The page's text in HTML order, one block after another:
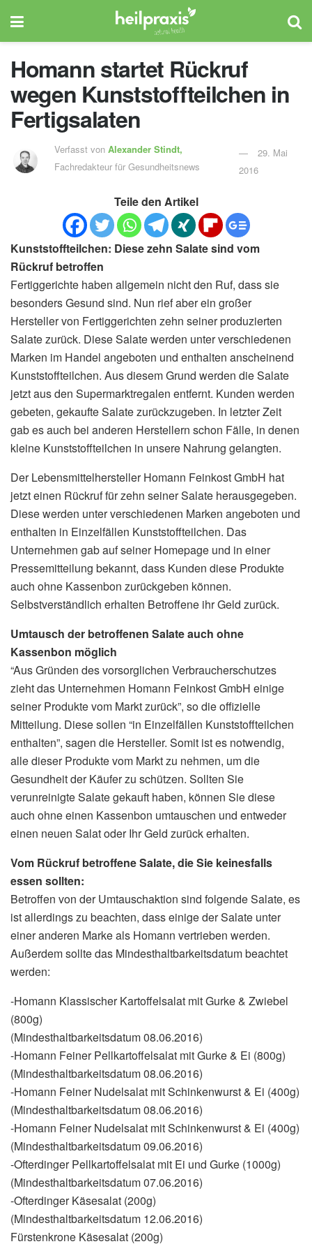
Homann startet Rückruf
wegen Kunststoffteilchen in
Fertigsalaten
Verfasst vonAlexander Stindt,
Fachredakteur für Gesundheitsnews
29. Mai
2016
Teile den Artikel
Kunststoffteilchen: Diese zehn Salate sind vom
Rückruf betroffen
Fertiggerichte haben allgemein nicht den Ruf, dass sie
besonders Gesund sind. Nun rief aber ein großer
Hersteller von Fertiggerichten zehn seiner produzierten
Salate zurück. Diese Salate werden unter verschiedenen
Marken im Handel angeboten und enthalten anscheinend
Kunststoffteilchen. Aus diesem Grund werden die Salate
jetzt aus den Supermarktregalen entfernt. Kunden werden
gebeten, gekaufte Salate zurückzugeben. In letzter Zeit
gab es auch bei anderen Herstellern schon Fälle, in denen
kleine Kunststoffteilchen in unsere Nahrung gelangten.
Der Lebensmittelhersteller Homann Feinkost GmbH hat
jetzt einen Rückruf für zehn seiner Salate herausgegeben.
Diese werden unter verschiedenen Marken angeboten und
enthalten in Einzelfällen Kunststoffteilchen. Das
Unternehmen gab auf seiner Homepage und in einer
Pressemitteilung bekannt, dass Kunden diese Produkte
auch ohne Kassenbon zurückgeben können.
Selbstverständlich erhalten Betroffene ihr Geld zurück.
Umtausch der betroffenen Salate auch ohne
Kassenbon möglich
“Aus Gründen des vorsorglichen Verbraucherschutzes
zieht das Unternehmen Homann Feinkost GmbH einige
seiner Produkte vom Markt zurück”, so die offizielle
Mitteilung. Diese sollen “in Einzelfällen Kunststoffteilchen
enthalten”, sagen die Hersteller. Somit ist es notwendig,
alle dieser Produkte vom Markt zu nehmen, um die
Gesundheit der Käufer zu schützen. Sollten Sie
verunreinigte Salate gekauft haben, können Sie diese
auch ohne einen Kassenbon umtauschen und entweder
einen neuen Salat oder Ihr Geld zurück erhalten.
Vom Rückruf betroffene Salate, die Sie keinesfalls
essen sollten:
Betroffen von der Umtauschaktion sind folgende Salate, es
ist allerdings zu beachten, dass einige der Salate unter
einer anderen Marke als Homann vertrieben werden.
Außerdem sollte das Mindesthaltbarkeitsdatum beachtet
werden:
-Homann Klassischer Kartoffelsalat mit Gurke & Zwiebel
(800g)
(Mindesthaltbarkeitsdatum 08.06.2016)
-Homann Feiner Pellkartoffelsalat mit Gurke & Ei (800g)
(Mindesthaltbarkeitsdatum 08.06.2016)
-Homann Feiner Nudelsalat mit Schinkenwurst & Ei (400g)
(Mindesthaltbarkeitsdatum 08.06.2016)
-Homann Feiner Nudelsalat mit Schinkenwurst & Ei (400g)
(Mindesthaltbarkeitsdatum 09.06.2016)
-Ofterdinger Pellkartoffelsalat mit Ei und Gurke (1000g)
(Mindesthaltbarkeitsdatum 07.06.2016)
-Ofterdinger Käsesalat (200g)
(Mindesthaltbarkeitsdatum 12.06.2016)
Fürstenkrone Käsesalat (200g)